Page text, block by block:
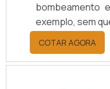
bombeamento
exemplo, sem
fluídos. Esse
perigoso,
bombeado,
COTAR AGORA